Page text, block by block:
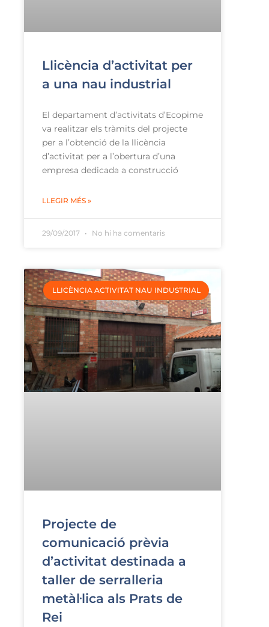
Llicència d’activitat per
a una nau industrial
El departament d’activitats d’Ecopime
va realitzar els tràmits del projecte
per a l’obtenció de la llicència
d’activitat per a l’obertura d’una
empresa dedicada a construcció
LLEGIR MÉS »
29/09/2017 No hi ha comentaris
LLICÈNCIA ACTIVITAT NAU INDUSTRIAL
Projecte de
comunicació prèvia
d’activitat destinada a
taller de serralleria
metàl·lica als Prats de
Rei